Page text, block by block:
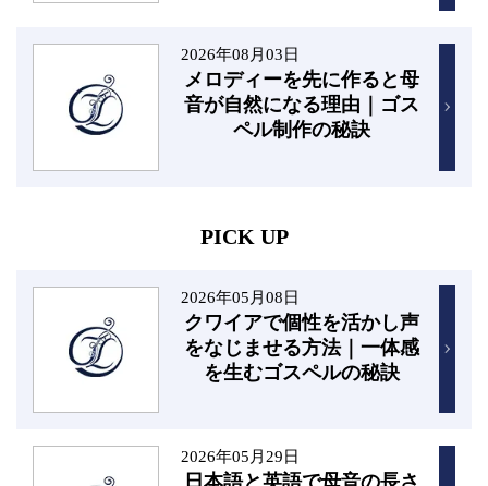
2026年08月03日
メロディーを先に作ると母
音が自然になる理由｜ゴス
ペル制作の秘訣
PICK UP
2026年05月08日
クワイアで個性を活かし声
をなじませる方法｜一体感
を生むゴスペルの秘訣
2026年05月29日
日本語と英語で母音の長さ